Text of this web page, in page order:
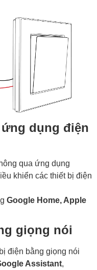
dụng điện
qua ứng dụng
khiển các thiết bị điện
Google Home, Apple
giọng nói
điện bằng giọng nói
Assistant,